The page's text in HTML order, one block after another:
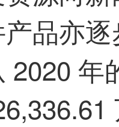
品亦
2020 年